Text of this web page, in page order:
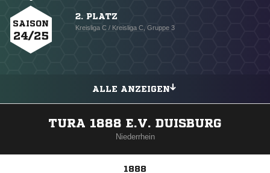
SAISON
24/25
2. PLATZ
Kreisliga C / Kreisliga C, Gruppe 3
ALLE ANZEIGEN
TURA 1888 E.V. DUISBURG
Niederrhein
1888